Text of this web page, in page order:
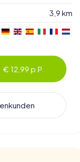
3,9 km
€ 12,99 p.P.